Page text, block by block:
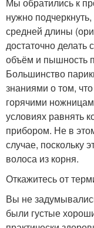
нужно
средней длины
достаточно
объём и пышность
Большинство
знаниями о том,
горячими
условиях равнять
прибором. Не в
случае, поскольку
волоса из корня.
Откажитесь от
Вы не
были густые